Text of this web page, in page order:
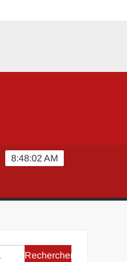
8:48:02 AM
Rechercher :